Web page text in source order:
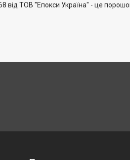
від ТОВ "Епокси Україна" - це